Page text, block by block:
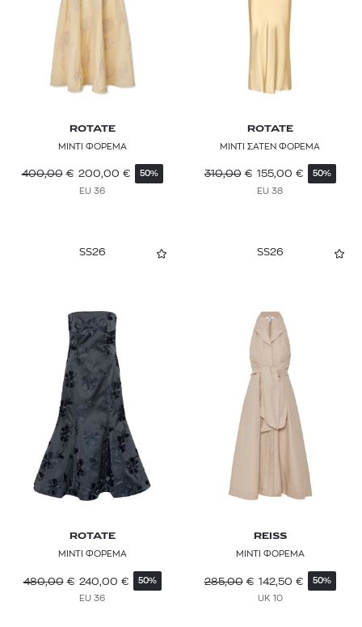
ROTATE
ΜΙΝΤΙ ΦΟΡΕΜΑ
400,00 € 200,00 € 50%
EU 36
ROTATE
ΜΙΝΤΙ ΣΑΤΕΝ ΦΟΡΕΜΑ
310,00 € 155,00 € 50%
EU 38
SS26
ROTATE
ΜΙΝΤΙ ΦΟΡΕΜΑ
480,00 € 240,00 € 50%
EU 36
SS26
REISS
ΜΙΝΤΙ ΦΟΡΕΜΑ
285,00 € 142,50 € 50%
UK 10